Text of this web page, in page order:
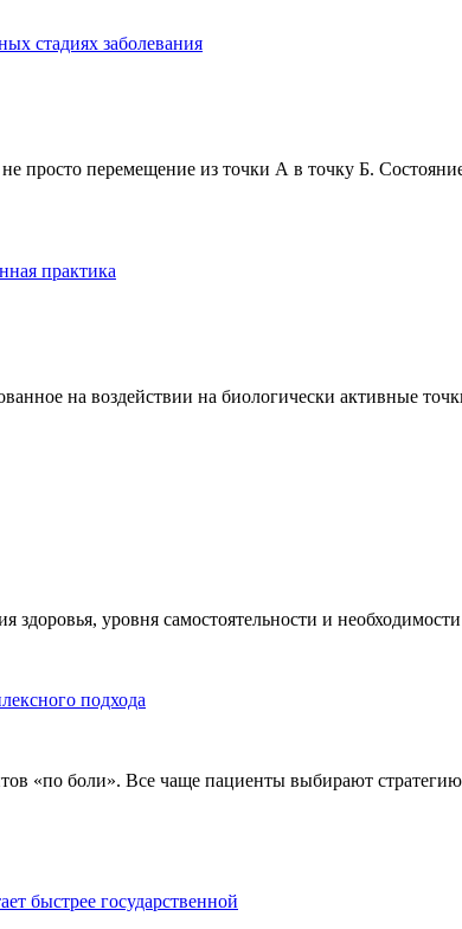
стадиях заболевания
просто перемещение из точки А в точку Б.
практика
на воздействии на биологически активные
уровня самостоятельности и
подхода
«по боли». Все чаще пациенты выбирают
быстрее государственной